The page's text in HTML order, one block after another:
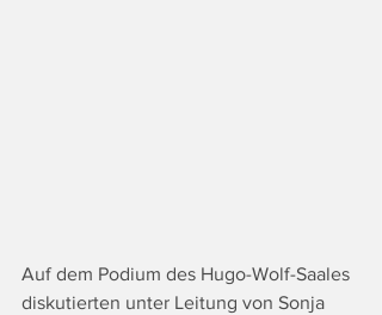
Auf dem Podium des Hugo-Wolf-Saales
diskutierten unter Leitung von Sonja